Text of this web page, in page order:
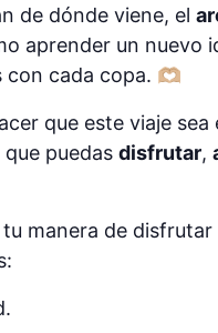
de dónde viene, el
aprender un nuevo
cada copa. 🫶🏼
que este viaje
puedas disfrutar,
manera de